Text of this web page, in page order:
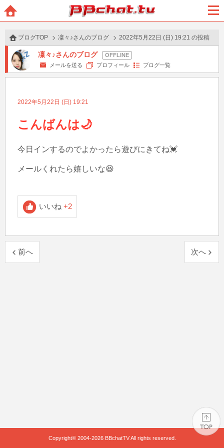
BBchatTV
ュー
ブログTOP 凜々♪さんのブログ 2022年5月22日 (日) 19:21 の投稿
凜々♪さんのブログ
メールを送る プロフィール ブログ一覧
2022年5月22日 (日) 19:21
こんばんは🌙
今日インするのでよかったら遊びにきてね💓
メールくれたら嬉しいな😆
いいね +2
前へ 次へ
Copyright© 2004-2026 BBchatTVAll rights reserved.